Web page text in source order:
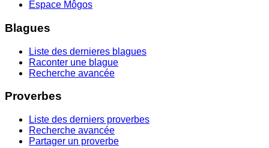
Espace Môgos
Blagues
Liste des dernieres blagues
Raconter une blague
Recherche avancée
Proverbes
Liste des derniers proverbes
Recherche avancée
Partager un proverbe